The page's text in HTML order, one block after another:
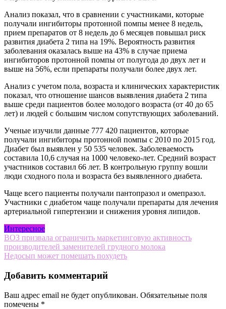
Анализ показал, что в сравнении с участниками, которые
получали ингибиторы протонной помпы менее 8 недель,
прием препаратов от 8 недель до 6 месяцев повышал риск
развития диабета 2 типа на 19%. Вероятность развития
заболевания оказалась выше на 43% в случае приема
ингибиторов протонной помпы от полугода до двух лет и
выше на 56%, если препараты получали более двух лет.
Анализ с учетом пола, возраста и клинических характеристик
показал, что отношение шансов выявления диабета 2 типа
выше среди пациентов более молодого возраста (от 40 до 65
лет) и людей с большим числом сопутствующих заболеваний.
Ученые изучили данные 777 420 пациентов, которые
получали ингибиторы протонной помпы с 2010 по 2015 год.
Диабет был выявлен у 50 535 человек. Заболеваемость
составила 10,6 случая на 1000 человеко-лет. Средний возраст
участников составил 66 лет. В контрольную группу вошли
люди сходного пола и возраста без выявленного диабета.
Чаще всего пациенты получали пантопразол и омепразол.
Участники с диабетом чаще получали препараты для лечения
артериальной гипертензии и снижения уровня липидов.
Интересное
Навигация
по
ВОЗ призвала ограничить маркетинговую активность
производителей заменителей грудного молока
Недосып может помешать похудеть
Добавить комментарий
Ваш адрес email не будет опубликован. Обязательные поля
помечены *